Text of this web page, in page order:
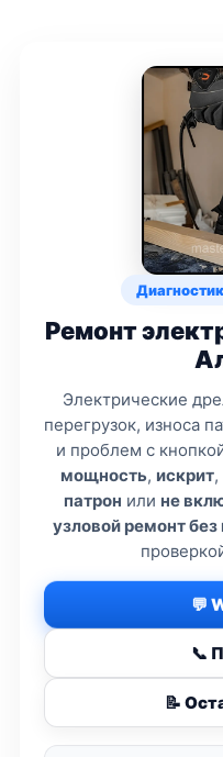
Ремонт
Электрические
перегрузок, износа
и проблем с
мощность, искрит,
патрон или не
узловой ремонт
💬
📞
📝